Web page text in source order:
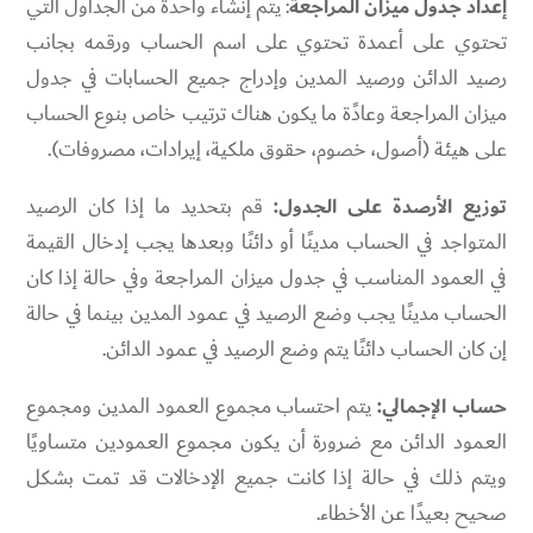
تحتوي على أعمدة تحتوي على اسم الحساب ورقمه بجانب
رصيد الدائن ورصيد المدين وإدراج جميع الحسابات في جدول
ميزان المراجعة وعادًة ما يكون هناك ترتيب خاص بنوع الحساب
على هيئة (أصول، خصوم، حقوق ملكية، إيرادات، مصروفات).
توزيع الأرصدة على الجدول: قم بتحديد ما إذا كان الرصيد
المتواجد في الحساب مدينًا أو دائنًا وبعدها يجب إدخال القيمة
في العمود المناسب في جدول ميزان المراجعة وفي حالة إذا كان
الحساب مدينًا يجب وضع الرصيد في عمود المدين بينما في حالة
إن كان الحساب دائنًا يتم وضع الرصيد في عمود الدائن.
حساب الإجمالي:يتم احتساب مجموع العمود المدين ومجموع
العمود الدائن مع ضرورة أن يكون مجموع العمودين متساويًا
ويتم ذلك في حالة إذا كانت جميع الإدخالات قد تمت بشكل
صحيح بعيدًا عن الأخطاء.